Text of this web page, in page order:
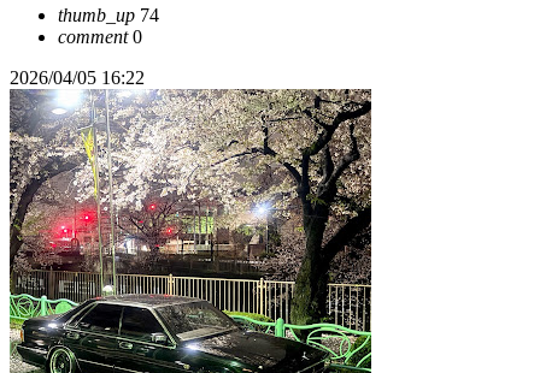
thumb_up 74
comment0
2026/04/05 16:22